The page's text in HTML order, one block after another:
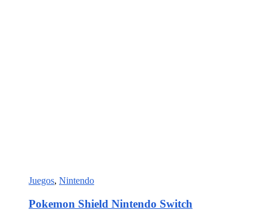
Juegos, Nintendo
Pokemon Shield Nintendo Switch